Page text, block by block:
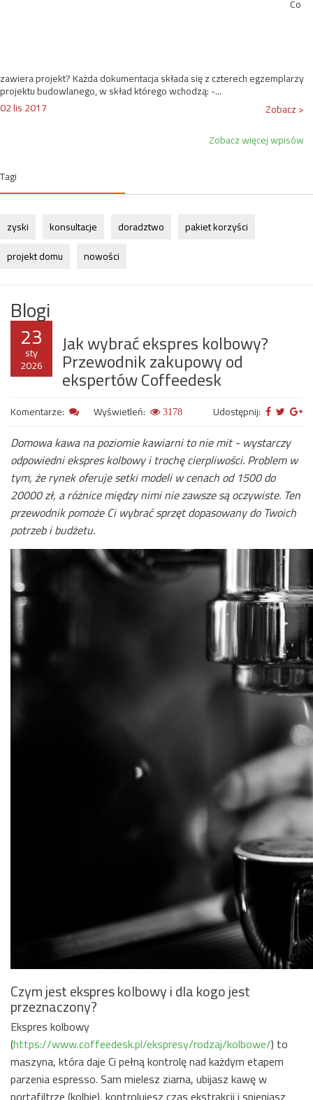
Co
zawiera projekt? Każda dokumentacja składa się z czterech egzemplarzy
projektu budowlanego, w skład którego wchodzą: -...
02 lis 2017
Zobacz >
Zobacz więcej wpisów
Tagi
zyski konsultacje doradztwo
pakiet korzyści
projekt domu
nowości
Blogi
23
sty
2026
Jak wybrać ekspres kolbowy?
Przewodnik zakupowy od
ekspertów Coffeedesk
Komentarze: Wyświetleń: 3178 Udostępnij:
Domowa kawa na poziomie kawiarni to nie mit - wystarczy
odpowiedni ekspres kolbowy i trochę cierpliwości. Problem w
tym, że rynek oferuje setki modeli w cenach od 1500 do
20000 zł, a różnice między nimi nie zawsze są oczywiste. Ten
przewodnik pomoże Ci wybrać sprzęt dopasowany do Twoich
potrzeb i budżetu.
Czym jest ekspres kolbowy i dla kogo jest
przeznaczony?
Ekspres kolbowy
(https://www.coffeedesk.pl/ekspresy/rodzaj/kolbowe/) to
maszyna, która daje Ci pełną kontrolę nad każdym etapem
parzenia espresso. Sam mielesz ziarna, ubijasz kawę w